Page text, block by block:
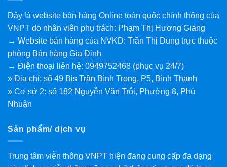
Đây là website bán hàng Online toàn quốc chính thống của
VNPT do nhân viên phụ trách: Phạm Thị Hương Giang
→ Website bán hàng của NVKD: Trần Thị Dung trực thuộc
phòng Bán hàng Gia Định
→ Điện thoại liên hệ: 0949752468 (phục vụ 24/7)
» Địa chỉ: số 49 Bis Trần Bình Trọng, P5, Bình Thạnh
» Cơ sở 2: số 182 Nguyễn Văn Trỗi, Phường 8, Phú
Nhuận
Sản phẩm/ dịch vụ
Trung tâm viễn thông VNPT hiện đang cung cấp đa dạng